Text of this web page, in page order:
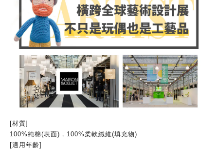
[材質]
100%純棉(表面)，100%柔軟纖維(填充物)
[適用年齡]